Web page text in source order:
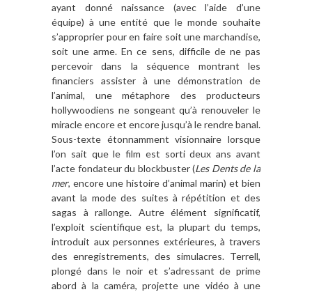
ayant donné naissance (avec l’aide d’une
équipe)àune entité que le monde souhaite
s’approprier pour en faire soit une marchandise,
soit une arme. En ce sens, difficile de ne pas
percevoir dans la séquence montrant les
financiers assister àune démonstration de
l’animal, une métaphore des producteurs
hollywoodiens ne songeant qu’à renouveler le
miracle encore et encore jusqu’à le rendre banal.
Sous-texte étonnamment visionnaire lorsque
l’on sait que le film est sorti deux ans avant
l’acte fondateur du blockbuster (Les Dents de la
mer, encore une histoire d’animal marin) et bien
avant la mode des suites à répétition et des
sagas àrallonge. Autre élément significatif,
l’exploit scientifique est, la plupart du temps,
introduit aux personnes extérieures,àtravers
des enregistrements, des simulacres. Terrell,
plongé dans le noir et s’adressant de prime
abordà la caméra, projette une vidéo à une